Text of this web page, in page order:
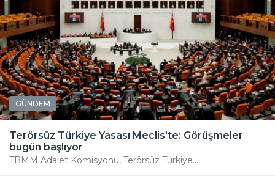
GÜNDEM
Terörsüz Türkiye Yasası Meclis'te: Görüşmeler
bugün başlıyor
TBMM Adalet Komisyonu, Terörsüz Türkiye...